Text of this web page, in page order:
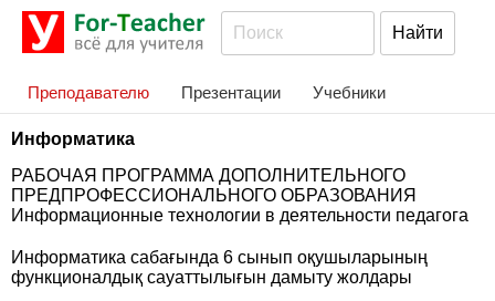
Преподавателю Презентации Учебники
Информатика
РАБОЧАЯ ПРОГРАММА ДОПОЛНИТЕЛЬНОГО
ПРЕДПРОФЕССИОНАЛЬНОГО ОБРАЗОВАНИЯ
Информационные технологии в деятельности педагога
Информатика сабағында 6 сынып оқушыларының
функционалдық сауаттылығын дамыту жолдары